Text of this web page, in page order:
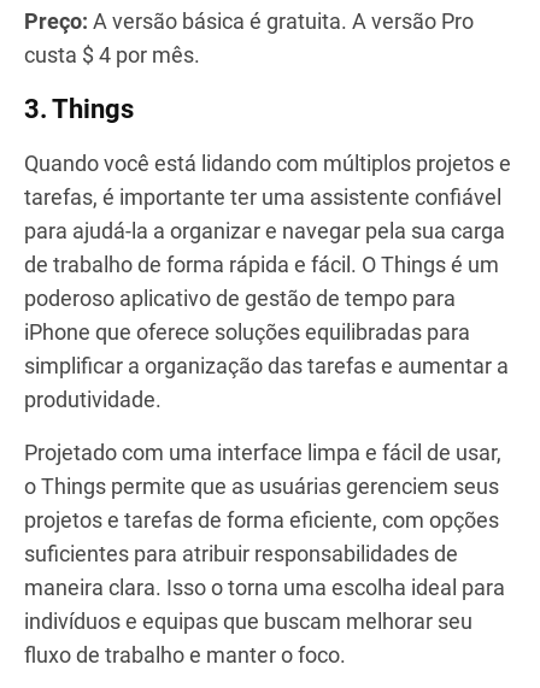
Preço: A versão básica é gratuita. A versão Pro
custa $ 4 por mês.
3. Things
Quando você está lidando com múltiplos projetos e
tarefas, é importante ter uma assistente confiável
para ajudá-la a organizar e navegar pela sua carga
de trabalho de forma rápida e fácil. O Things é um
poderoso aplicativo de gestão de tempo para
iPhone que oferece soluções equilibradas para
simplificar a organização das tarefas e aumentar a
produtividade.
Projetado com uma interface limpa e fácil de usar,
o Things permite que as usuárias gerenciem seus
projetos e tarefas de forma eficiente, com opções
suficientes para atribuir responsabilidades de
maneira clara. Isso o torna uma escolha ideal para
indivíduos e equipas que buscam melhorar seu
fluxo de trabalho e manter o foco.